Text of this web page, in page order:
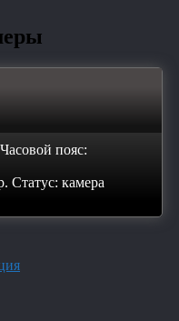
пояс:
Статус: камера